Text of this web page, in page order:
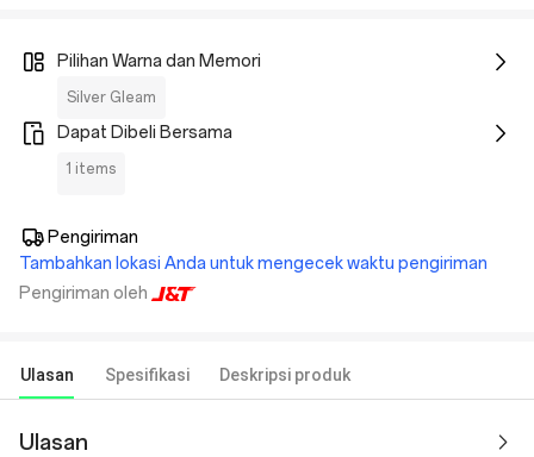
Pilihan Warna dan Memori
Silver Gleam
Dapat Dibeli Bersama
1 items
Pengiriman
Tambahkan lokasi Anda untuk mengecek waktu pengiriman
Pengiriman oleh
Ulasan Spesifikasi Deskripsi produk
Ulasan